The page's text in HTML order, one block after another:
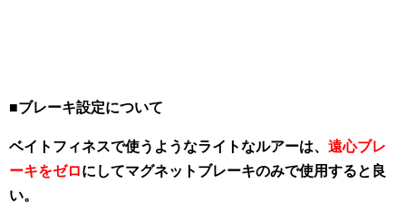
■ブレーキ設定について
ベイトフィネスで使うようなライトなルアーは、 遠心ブレ
ーキをゼロにしてマグネットブレーキのみで使用すると良
い。